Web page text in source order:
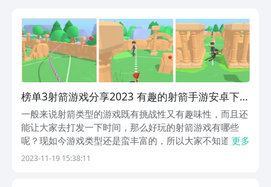
榜单3射箭游戏分享2023 有趣的射箭手游安卓下载
before_1
一般来说射箭类型的游戏既有挑战性又有趣味性，而且还
能让大家去打发一下时间，那么好玩的射箭游戏有哪些
呢？现如今游戏类型还是蛮丰富的，所以大家不知道如何
选择，小编也整理出来了一些好玩的射箭游戏推荐给大
更多
2023-11-19 15:38:11